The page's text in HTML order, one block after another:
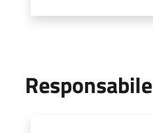
Responsabile